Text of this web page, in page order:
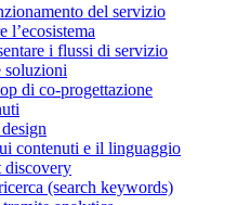
del servizio
l’ecosistema
i flussi di servizio
soluzioni
di co-progettazione
contenuti e il linguaggio
discovery
(search keywords)